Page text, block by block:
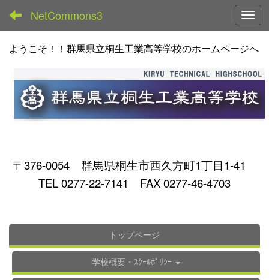
NetCommons3
ようこそ！！群馬県立桐生工業高等学校のホームページへ
〒376-0054 群馬県桐生市西久方町1丁目1-41
TEL 0277-22-7141 FAX 0277-46-4703
トップページ
学校概要・ｽｸｰﾙﾎﾟﾘｼｰ